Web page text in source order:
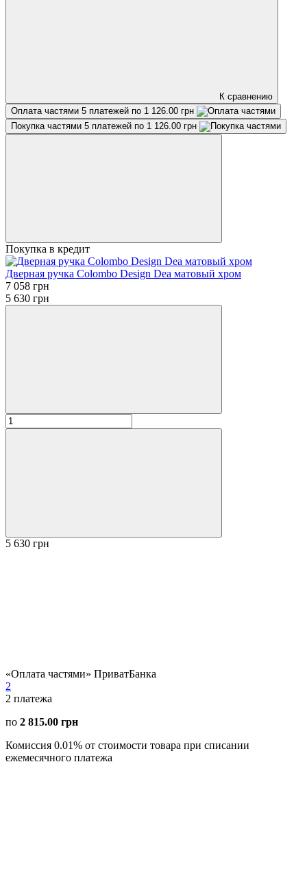
К сравнению
Оплата частями 5 платежей по 1 126.00 грн
Покупка частями 5 платежей по 1 126.00 грн
Покупка в кредит
Дверная ручка Colombo Design Dea матовый хром
7 058 грн
5 630 грн
5 630 грн
«Оплата частями» ПриватБанка
2
2 платежа
по 2 815.00 грн
Комиссия 0.01% от стоимости товара при списании
ежемесячного платежа